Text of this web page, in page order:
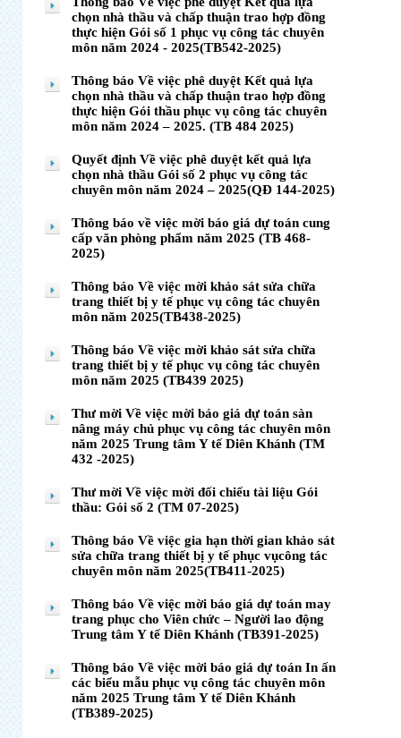
chọn nhà thầu và chấp thuận trao hợp đồng
thực hiện Gói số 1 phục vụ công tác chuyên
môn năm 2024 - 2025(TB542-2025)
Thông báo Về việc phê duyệt Kết quả lựa
chọn nhà thầu và chấp thuận trao hợp đồng
thực hiện Gói thầu phục vụ công tác chuyên
môn năm 2024 – 2025. (TB 484 2025)
Quyết định Về việc phê duyệt kết quả lựa
chọn nhà thầu Gói số 2 phục vụ công tác
chuyên môn năm 2024 – 2025(QĐ 144-2025)
Thông báo về việc mời báo giá dự toán cung
cấp văn phòng phẩm năm 2025 (TB 468-
2025)
Thông báo Về việc mời khảo sát sửa chữa
trang thiết bị y tế phục vụ công tác chuyên
môn năm 2025(TB438-2025)
Thông báo Về việc mời khảo sát sửa chữa
trang thiết bị y tế phục vụ công tác chuyên
môn năm 2025 (TB439 2025)
Thư mời Về việc mời báo giá dự toán sàn
nâng máy chủ phục vụ công tác chuyên môn
năm 2025 Trung tâm Y tế Diên Khánh (TM
432 -2025)
Thư mời Về việc mời đối chiếu tài liệu Gói
thầu: Gói số 2 (TM 07-2025)
Thông báo Về việc gia hạn thời gian khảo sát
sửa chữa trang thiết bị y tế phục vụcông tác
chuyên môn năm 2025(TB411-2025)
Thông báo Về việc mời báo giá dự toán may
trang phục cho Viên chức – Người lao động
Trung tâm Y tế Diên Khánh (TB391-2025)
Thông báo Về việc mời báo giá dự toán In ấn
các biểu mẫu phục vụ công tác chuyên môn
năm 2025 Trung tâm Y tế Diên Khánh
(TB389-2025)